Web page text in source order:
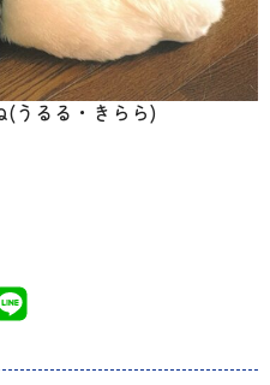
うるる・きらら)